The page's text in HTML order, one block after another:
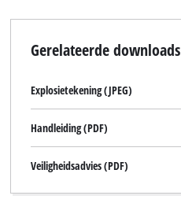
Gerelateerde downloads
Explosietekening (JPEG)
Handleiding (PDF)
Veiligheidsadvies (PDF)